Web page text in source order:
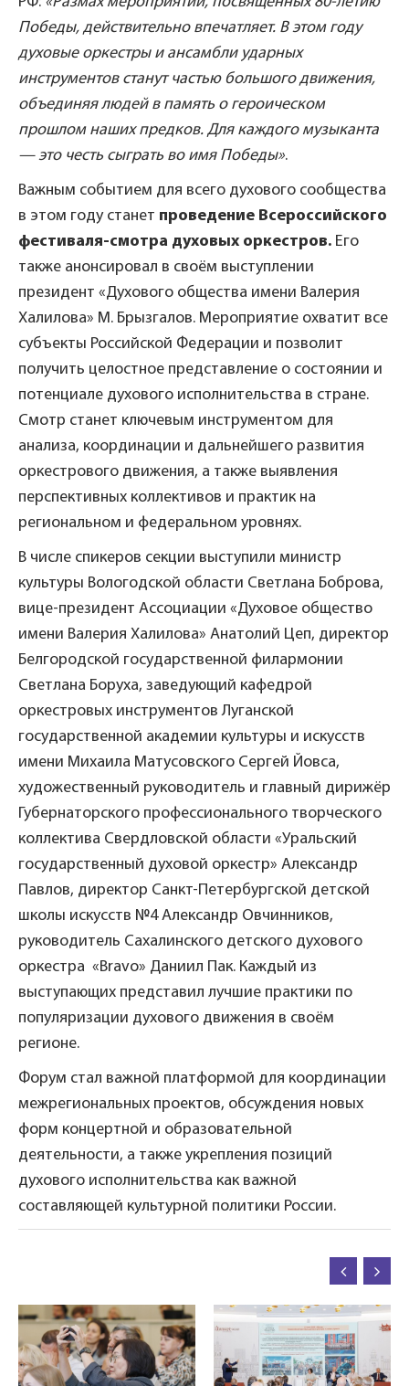
Победы, действительно впечатляет. В этом году
духовые оркестры и ансамбли ударных
инструментов станут частью большого движения,
объединяя людей в память о героическом
прошлом наших предков. Для каждого музыканта
— это честь сыграть во имя Победы».
Важным событием для всего духового сообщества
в этом году станет проведение Всероссийского
фестиваля-смотра духовых оркестров. Его
также анонсировал в своём выступлении
президент «Духового общества имени Валерия
Халилова» М. Брызгалов. Мероприятие охватит все
субъекты Российской Федерации и позволит
получить целостное представление о состоянии и
потенциале духового исполнительства в стране.
Смотр станет ключевым инструментом для
анализа, координации и дальнейшего развития
оркестрового движения, а также выявления
перспективных коллективов и практик на
региональном и федеральном уровнях.
В числе спикеров секции выступили министр
культуры Вологодской области Светлана Боброва,
вице-президент Ассоциации «Духовое общество
имени Валерия Халилова» Анатолий Цеп, директор
Белгородской государственной филармонии
Светлана Боруха, заведующий кафедрой
оркестровых инструментов Луганской
государственной академии культуры и искусств
имени Михаила Матусовского Сергей Йовса,
художественный руководитель и главный дирижёр
Губернаторского профессионального творческого
коллектива Свердловской области «Уральский
государственный духовой оркестр» Александр
Павлов, директор Санкт-Петербургской детской
школы искусств №4 Александр Овчинников,
руководитель Сахалинского детского духового
оркестра «Bravo» Даниил Пак. Каждый из
выступающих представил лучшие практики по
популяризации духового движения в своём
регионе.
Форум стал важной платформой для координации
межрегиональных проектов, обсуждения новых
форм концертной и образовательной
деятельности, а также укрепления позиций
духового исполнительства как важной
составляющей культурной политики России.